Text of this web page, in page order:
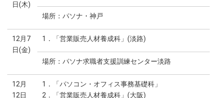
日(木)
場所：パソナ・神戸
12月7
日(金)
1．「営業販売人材養成科」(淡路)
場所：パソナ求職者支援訓練センター淡路
12月
12日
1．「パソコン・オフィス事務基礎科」
2．「営業販売人材養成科」(大阪)